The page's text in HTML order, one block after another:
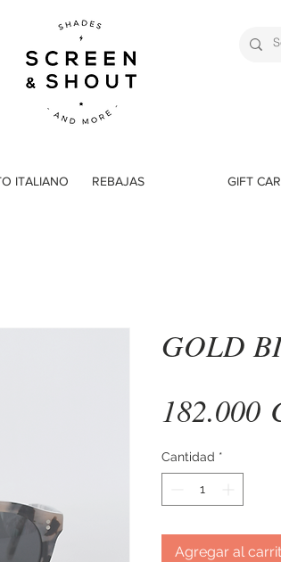
ITALIANO REBAJAS GIFT
GOLD
182.000
Cantidad *
Agregar al